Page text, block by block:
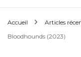
Accueil Articles
Bloodhounds (2023)